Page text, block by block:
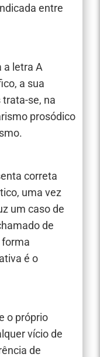
entre
a letra A
a sua
se, na
prosódico
correta
uma vez
um caso de
de
forma
é o
o próprio
vício de
de